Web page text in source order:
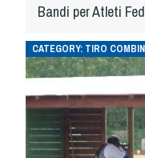
Bandi per Atleti
CATEGORY: TIRO